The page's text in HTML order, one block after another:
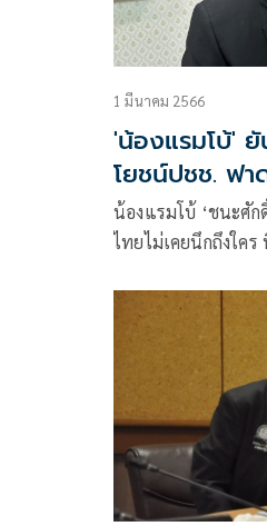
1 มีนาคม 2566
'น้องแรมโบ้'
โยชน์ปชช. ฟ
น้องแรมโบ้ ‘ชนะศั
ไทยไม่เคยนึกถึงใค